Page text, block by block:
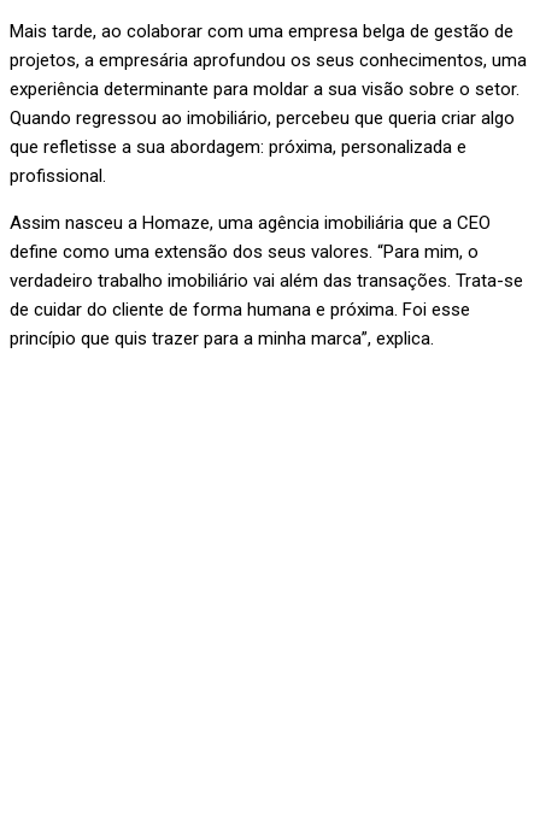
Mais tarde, ao colaborar com uma empresa belga de gestão de
projetos, a empresária aprofundou os seus conhecimentos, uma
experiência determinante para moldar a sua visão sobre o setor.
Quando regressou ao imobiliário, percebeu que queria criar algo
que refletisse a sua abordagem: próxima, personalizada e
profissional.
Assim nasceu a Homaze, uma agência imobiliária que a CEO
define como uma extensão dos seus valores. “Para mim, o
verdadeiro trabalho imobiliário vai além das transações. Trata-se
de cuidar do cliente de forma humana e próxima. Foi esse
princípio que quis trazer para a minha marca”, explica.